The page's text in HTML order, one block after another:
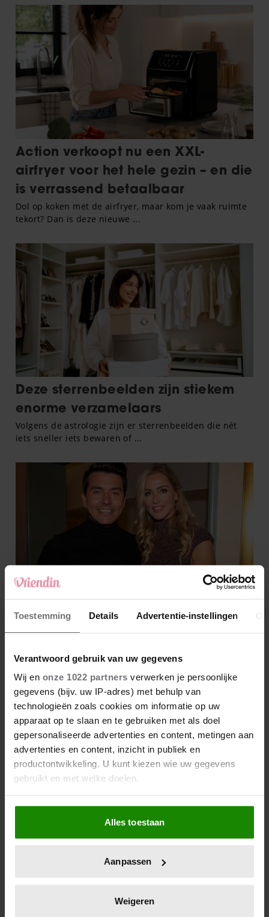
Toestemming Details Advertentie-instellingen
Verantwoord gebruik van uw gegevens
Wij en onze 1022 partners verwerken je persoonlijke
gegevens (bijv. uw IP-adres) met behulp van
technologieën zoals cookies om informatie op uw
apparaat op te slaan en te gebruiken met als doel
gepersonaliseerde advertenties en content, metingen aan
advertenties en content, inzicht in publiek en
productontwikkeling. U kunt kiezen wie uw gegevens
gebruikt en met welke doelen.
Als u het toestaat, willen we ook graag:
Informatie verzamelen over uw geografische
locatie, die tot een paar meter nauwkeurig kan zijn
scannen op specifieke eigenschappen (fingerprinting)
verwerkt en stel uw voorkeuren in het
Alles toestaan
Aanpassen
Weigeren